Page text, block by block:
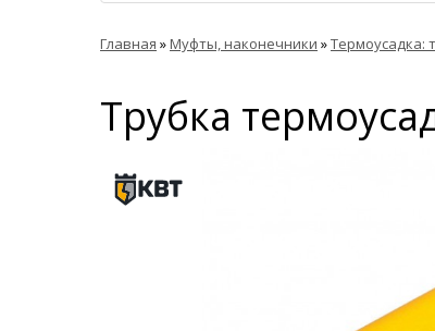
Главная »Муфты, наконечники »Термоусадка:
Трубка